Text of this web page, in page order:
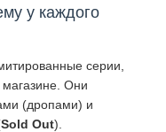
у каждого
серии,
магазине. Они
(дропами) и
Sold Out).